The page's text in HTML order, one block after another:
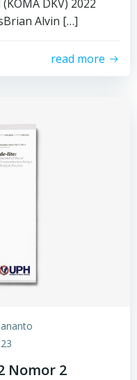
DKV) 2022
Alvin […]
read more
Nomor 2